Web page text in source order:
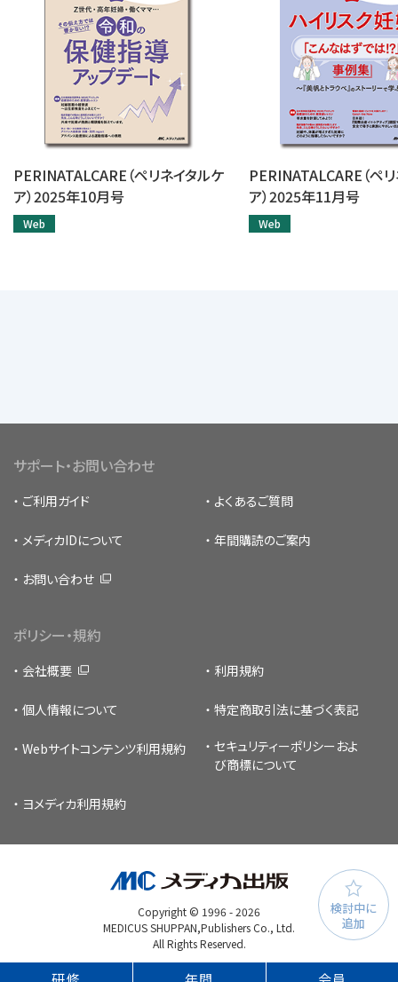
検討中に
追加
PERINATALCARE（ペリネイタルケ
ア）2025年10月号
Web
PERINATALCARE（ペ
ア）2025年11月号
Web
サポート・お問い合わせ
ご利用ガイド よくあるご質問
メディカIDについて 年間購読のご案内
お問い合わせ
ポリシー・規約
会社概要 利用規約
個人情報について 特定商取引法に基づく表記
Webサイトコンテンツ利用規約 セキュリティーポリシー およ
び商標について
ヨメディカ利用規約
Copyright © 1996 -2026
MEDICUS SHUPPAN,Publishers Co., Ltd.
All Rights Reserved.